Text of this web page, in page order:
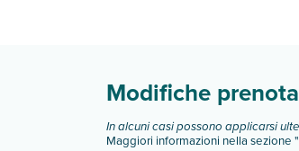
Modifiche
In alcuni casi possono applicarsi
Maggiori informazioni nella sezione "